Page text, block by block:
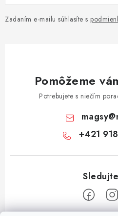
Zadaním e-mailu súhlasíte s
Pomôžeme
Potrebujete s niečím
magsy@
+421